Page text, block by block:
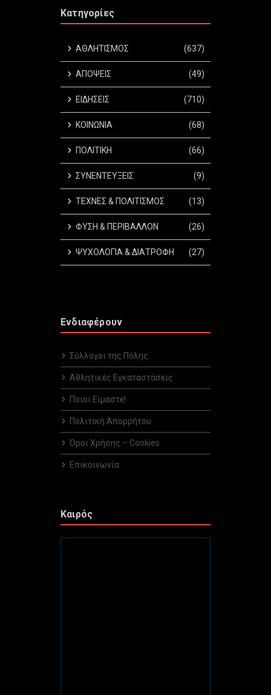
Κατηγορίες
ΑΘΛΗΤΙΣΜΟΣ (637)
ΑΠΟΨΕΙΣ (49)
ΕΙΔΗΣΕΙΣ (710)
ΚΟΙΝΩΝΙΑ (68)
ΠΟΛΙΤΙΚΗ (66)
ΣΥΝΕΝΤΕΥΞΕΙΣ (9)
ΤΕΧΝΕΣ & ΠΟΛΙΤΙΣΜΟΣ (13)
ΦΥΣΗ & ΠΕΡΙΒΑΛΛΟΝ (26)
ΨΥΧΟΛΟΓΙΑ & ΔΙΑΤΡΟΦΗ (27)
Ενδιαφέρουν
Σύλλογοι της Πόλης
Αθλητικές Εγκαταστάσεις
Ποιοί Είμαστε!
Πολιτική Απορρήτου
Όροι Χρήσης – Cookies
Επικοινωνία
Καιρός